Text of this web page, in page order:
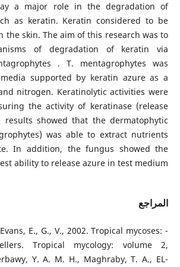
a major role in the degradation of
as keratin. Keratin considered to be
the skin. The aim of this research was to
of degradation of keratin via
. T. mentagrophytes was
supported by keratin azure as a
nitrogen. Keratinolytic activities were
the activity of keratinase (release
results showed that the dermatophytic
was able to extract nutrients
In addition, the fungus showed the
ability to release azure in test medium.
المراجع
E., G., V., 2002. Tropical mycoses:
Tropical mycology: volume 2,
Y. A. M. H., Maghraby, T. A., EL-